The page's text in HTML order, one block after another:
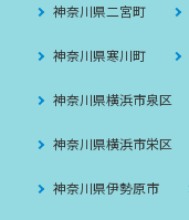
神奈川県二宮町
神奈川県寒川町
神奈川県横浜市泉区
神奈川県横浜市栄区
神奈川県伊勢原市